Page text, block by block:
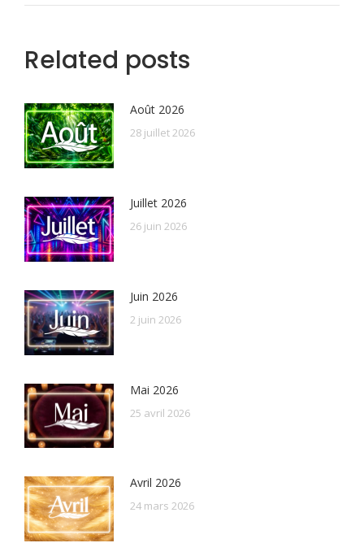
Related posts
Août 2026
28 juillet 2026
Juillet 2026
26 juin 2026
Juin 2026
2 juin 2026
Mai 2026
25 avril 2026
Avril 2026
24 mars 2026